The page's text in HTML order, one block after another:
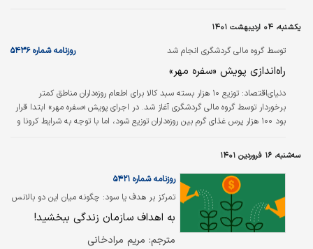
یکشنبه، ۰۴ اردیبهشت ۱۴۰۱
توسط گروه مالی گردشگری انجام شد روزنامه شماره ۵۴۳۶
راه‌اندازی پویش «سفره مهر»
دنیای‌اقتصاد:
توزیع ۱۰ هزار بسته سبد کالا برای اطعام روزه‌داران مناطق کمتر
برخوردار توسط گروه مالی گردشگری آغاز شد. در اجرای پویش «سفره مهر» ابتدا قرار
بود ۱۰۰ هزار پرس غذای گرم بین روزه‌داران توزیع شود، اما با توجه به شرایط کرونا و
غذایی آماده و بین خانواده‌ها توزیع شود.
سه‌شنبه، ۱۶ فروردین ۱۴۰۱
تمرکز بر هدف یا سود: چگونه میان این دو بالانس
برقرار کنیم؟
روزنامه شماره ۵۴۲۱
به اهداف سازمان زندگی ببخشید!
مترجم: مریم مرادخانی